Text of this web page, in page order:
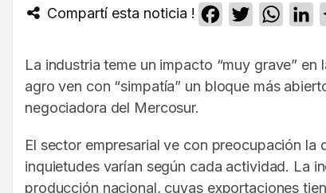
Compartí esta noticia ! Facebook
Twitter
La industria teme un impacto “muy grave”
agro ven con “simpatía” un bloque más
negociadora del Mercosur.
El sector empresarial ve con preocupación
inquietudes varían según cada actividad. La
producción nacional, cuyas exportaciones